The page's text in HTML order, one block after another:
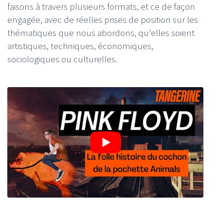
faisons à travers plusieurs formats, et ce de façon
engagée, avec de réelles prises de position sur les
thématiques que nous abordons, qu'elles soient
artistiques, techniques, économiques,
sociologiques ou culturelles.